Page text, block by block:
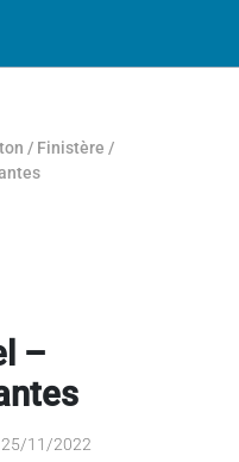
/ Finistère /
–
25/11/2022